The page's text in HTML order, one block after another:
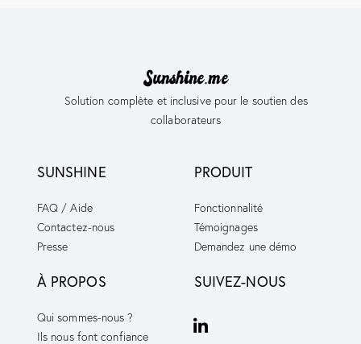
Solution complète et inclusive pour le soutien des
collaborateurs
SUNSHINE
FAQ / Aide
Contactez-nous
Presse
PRODUIT
Fonctionnalité
Témoignages
Demandez une démo
À PROPOS
Qui sommes-nous ?
Ils nous fontconfiance
SUIVEZ-NOUS